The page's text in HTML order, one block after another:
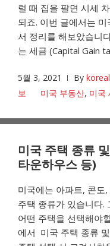
럴 때 집을 팔면 시세
되죠. 이번 글에서는
서 정리를 해보았습니
는 세금 (Capital Gain
5월 3, 2021 By
보
미국 부동산, 미국
미국 주택 종류
타운하우스 등)
미국에는 아파트, 콘도
주택 종류가 있습니다.
어떤 주택을 선택해야
에서 미국 주택 종류